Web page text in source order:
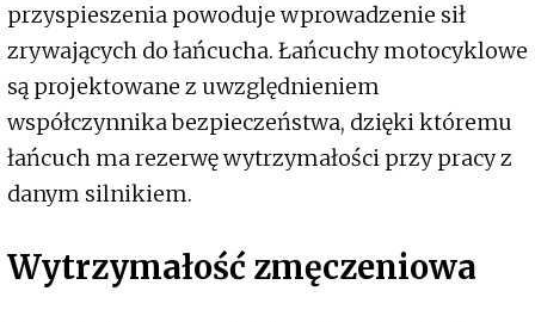
przyspieszenia powoduje wprowadzenie sił
zrywających do łańcucha. Łańcuchy motocyklowe
są projektowane z uwzględnieniem
współczynnika bezpieczeństwa, dzięki któremu
łańcuch ma rezerwę wytrzymałości przy pracy z
danym silnikiem.
Wytrzymałość zmęczeniowa